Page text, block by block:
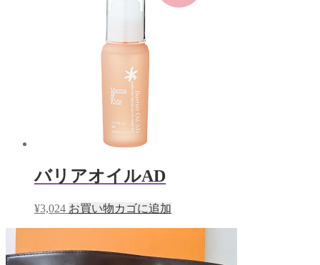
バリアオイルAD
¥3,024 お買い物カゴに追加